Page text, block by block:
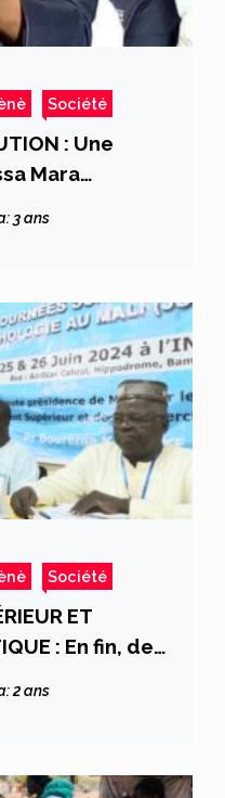
Société
: Une
Mara
3 ans
Société
ET
: En fin, des
sur la
2 ans